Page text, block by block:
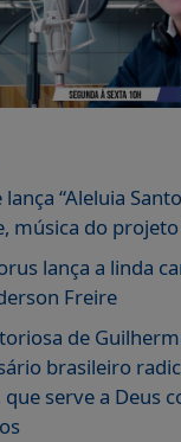
“Aleluia
música do projeto
lança a linda
Freire
de
brasileiro
serve a Deus